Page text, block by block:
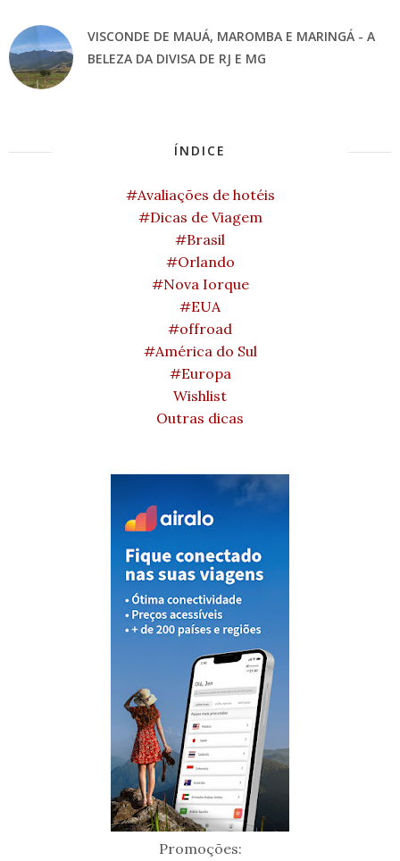
VISCONDE DE MAUÁ, MAROMBA E MARINGÁ - A
BELEZA DA DIVISA DE RJ E MG
ÍNDICE
#Avaliações de hotéis
#Dicas de Viagem
#Brasil
#Orlando
#Nova Iorque
#EUA
#offroad
#América do Sul
#Europa
Wishlist
Outras dicas
Promoções: